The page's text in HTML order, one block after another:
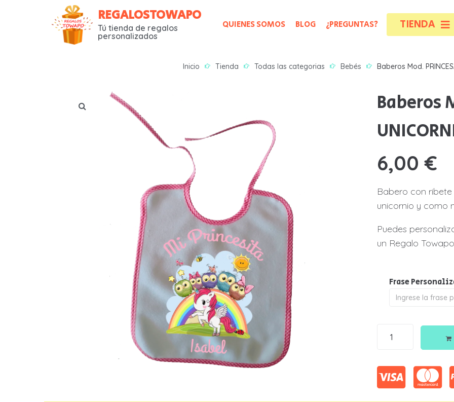
REGALOSTOWAPO
Tú tienda de regalos
personalizados
QUIENES SOMOS BLOG ¿PREGUNTAS? TIENDA
Inicio Tienda Todas las categorias Bebés Baberos Mod.
Baberos
6,00€
Babero con
unicornio y como
Puedes
un Regalo
Frase